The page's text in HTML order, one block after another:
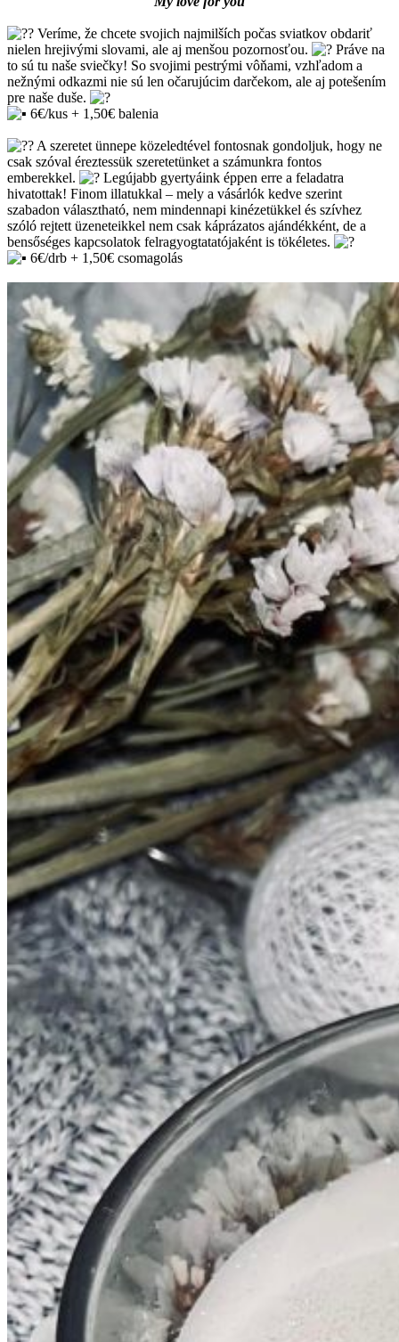
Veríme, že chcete svojich najmilších počas sviatkov obdariť
nielen hrejivými slovami, ale aj menšou pozornosťou.
Práve na
to sú tu naše sviečky! So svojimi pestrými vôňami, vzhľadom a
nežnými odkazmi nie sú len očarujúcim darčekom, ale aj potešením
pre naše duše.
6€/kus + 1,50€ balenia
A szeretet ünnepe közeledtével fontosnak gondoljuk, hogy ne
csak szóval éreztessük szeretetünket a számunkra fontos
emberekkel.
Legújabb gyertyáink éppen erre a feladatra
hivatottak! Finom illatukkal – mely a vásárlók kedve szerint
szabadon választható, nem mindennapi kinézetükkel és szívhez
szóló rejtett üzeneteikkel nem csak káprázatos ajándékként, de a
bensőséges kapcsolatok felragyogtatatójaként is tökéletes.
6€/drb + 1,50€ csomagolás